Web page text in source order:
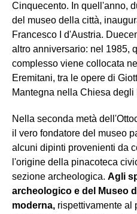
Cinquecento. In quell'anno,
del museo della città,
Francesco I d'Austria.
altro anniversario: nel 1985,
complesso viene collocata
Eremitani, tra le opere di
Mantegna nella Chiesa degli
Nella seconda metà
il vero fondatore del museo
alcuni dipinti provenienti da
l'origine della pinacoteca
sezione archeologica. Agli
archeologico e del Museo
moderna, rispettivamente al